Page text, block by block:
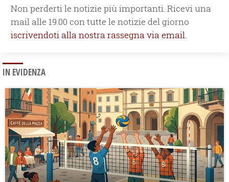
Non perderti le notizie più importanti. Ricevi una
mail alle 19.00 con tutte le notizie del giorno
iscrivendoti alla nostra rassegna via email.
IN EVIDENZA